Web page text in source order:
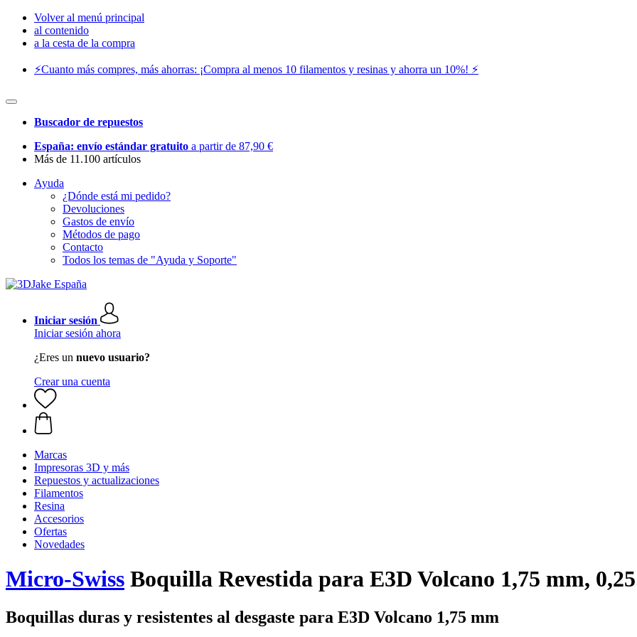
Volver al menú principal
al contenido
a la cesta de la compra
⚡️Cuanto más compres, más ahorras: ¡Compra al menos 10 filamentos y resinas y ahorra un 10%! ⚡️
Buscador de repuestos
España: envío estándar gratuito a partir de 87,90 €
Más de 11.100 artículos
Ayuda
¿Dónde está mi pedido?
Devoluciones
Gastos de envío
Métodos de pago
Contacto
Todos los temas de "Ayuda y Soporte"
Iniciar sesión
Iniciar sesión ahora
¿Eres un nuevo usuario?
Crear una cuenta
Marcas
Impresoras 3D y más
Repuestos y actualizaciones
Filamentos
Resina
Accesorios
Ofertas
Novedades
Micro-Swiss Boquilla Revestida para E3D Volcano 1,75 mm,
Boquillas duras y resistentes al desgaste para E3D Volcano 1,75 mm